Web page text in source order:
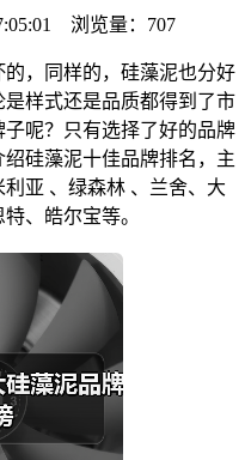
浏览量： 707
，同样的，硅藻泥也分好
样式还是品质都得到了市
呢？只有选择了好的品牌
硅藻泥十佳品牌排名，主
亚 、绿森林 、兰舍、大
、皓尔宝等。